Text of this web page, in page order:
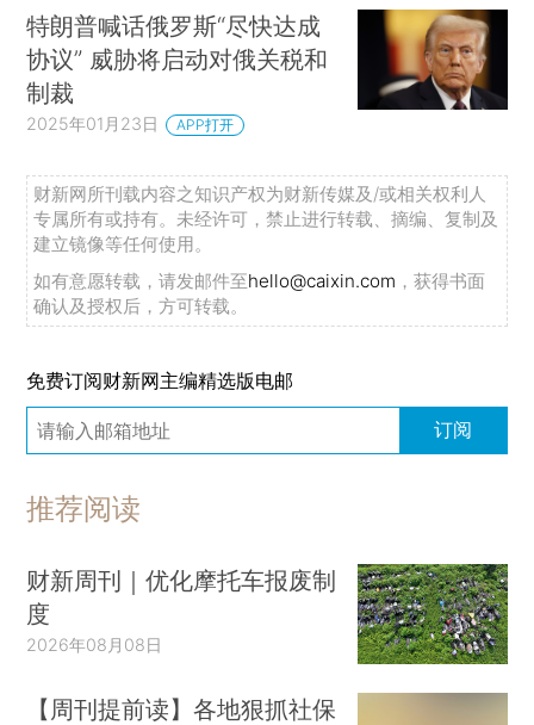
特朗普喊话俄罗斯“尽快达成
协议” 威胁将启动对俄关税和
制裁
2025年01月23日 APP打开
财新网所刊载内容之知识产权为财新传媒及/或相关权利人
专属所有或持有。未经许可，禁止进行转载、摘编、复制及
建立镜像等任何使用。
如有意愿转载，请发邮件至hello@caixin.com ，获得书面
确认及授权后，方可转载。
免费订阅财新网主编精选版电邮
订阅
推荐阅读
财新周刊｜优化摩托车报废制
度
2026年08月08日
【周刊提前读】各地狠抓社保